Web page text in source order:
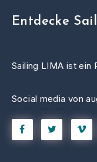
Entdecke
Sailing LIMA ist ein
Social media von